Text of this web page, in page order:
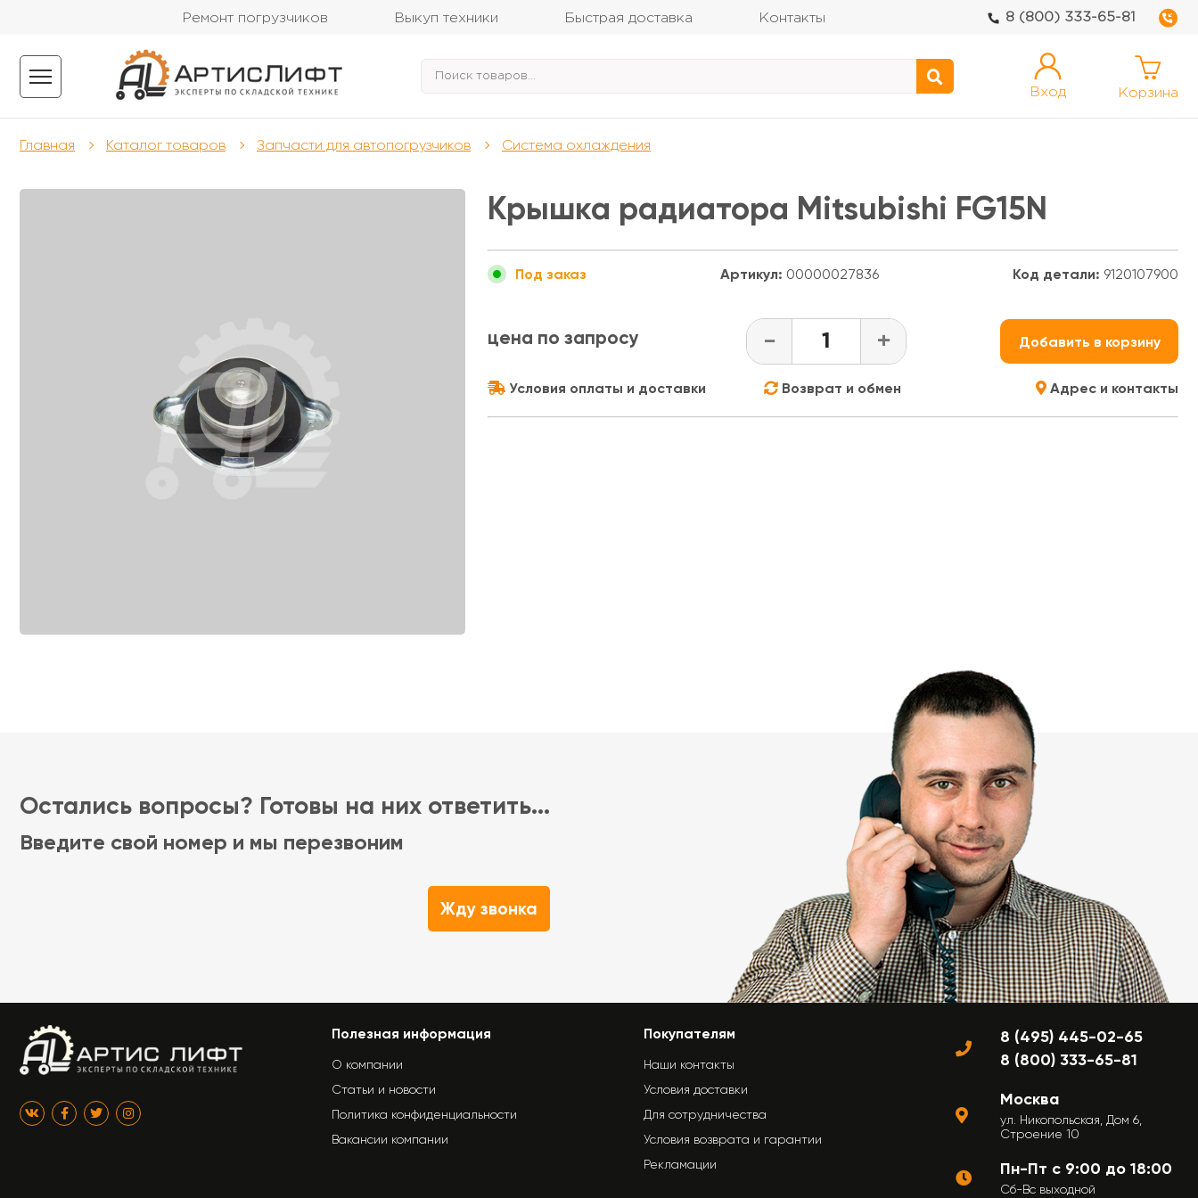
Ремонт погрузчиков Выкуп техники Быстрая доставка Контакты 8 (800) 333-65-81
Вход Корзина
Главная Каталог товаров Запчасти для автопогрузчиков Система охлаждения
Крышка радиатора Mitsubishi FG15N
Под заказ Артикул: 00000027836 Код детали: 9120107900
цена по запросу - + Добавить в корзину
Условия оплаты и доставки Возврат и обмен Адрес и контакты
Остались вопросы? Готовы на них ответить...
Введите свой номер и мы перезвоним
Жду звонка
Полезная информация
О компании
Статьи и новости
Политика конфиденциальности
Вакансии компании
Покупателям
Наши контакты
Условия доставки
Для сотрудничества
Условия возврата и гарантии
Рекламации
8 (495) 445-02-65
8 (800) 333-65-81
Москва
ул. Никопольская, Дом 6,
Строение 10
Пн-Пт с 9:00 до 18:00
Сб-Вс выходной